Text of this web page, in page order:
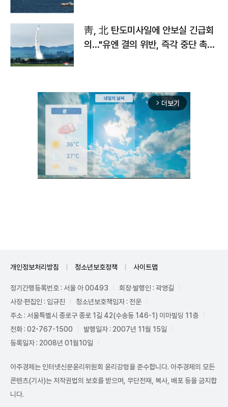
靑, 北 탄도미사일에 안보실 긴급회
의…"유엔 결의 위반, 즉각 중단 촉
arrow_forward_ios 더보기
개인정보처리방침 청소년보호정책 사이트맵
정기간행등록번호 : 서울 아 00493
회장·발행인 : 곽영길
사장·편집인 : 임규진
청소년보호책임자 : 전운
주소 : 서울특별시 종로구 종로 1길 42(수송동 146-1) 이마빌딩 11층
전화 : 02-767-1500
발행일자 : 2007년 11월 15일
등록일자 : 2008년 01월10일
아주경제는 인터넷신문윤리위원회 윤리강령을 준수합니다. 아주경제의 모든
콘텐츠(기사)는 저작권법의 보호를 받으며, 무단전재, 복사, 배포 등을 금지합
니다.